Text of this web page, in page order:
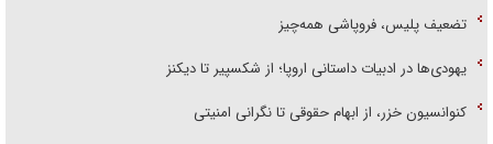
تضعیف پلیس، فروپاشی همه‌چیز
یهودی‌ها در ادبیات داستانی اروپا؛ از شکسپیر تا دیکنز
کنوانسیون خزر، از ابهام حقوقی تا نگرانی امنیتی